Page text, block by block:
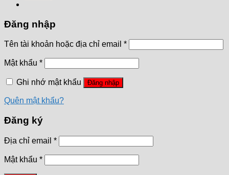
Đăng nhập
Tên tài khoản hoặc địa chỉ email *
Mật khẩu *
Ghi nhớ mật khẩu Đăng nhập
Quên mật khẩu?
Đăng ký
Địa chỉ email *
Mật khẩu *